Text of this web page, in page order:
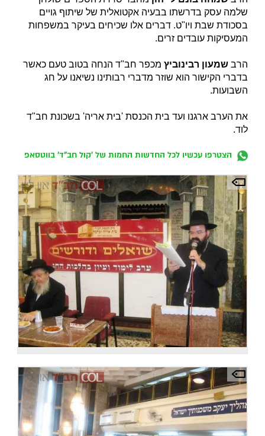
שלמה עסק בדרשתו בבעיה אקטואלית של שיתוף גויים
בסכודת שבת ויו"ט. דברים אלו שכיחים בעיקר במשפחות
המעסיקות עובדים זרים.
הרב שמעון רבינוביץמכפר חב"ד הנחה בטוב טעם כאשר
בדברי הקישור הוא שוזר מדברי רבותינו נשיאנו על חג
השבועות.
את הערב ארגנו ועד בית הכנסת 'בית אריה' בשכונת חב"ד
לוד.
הצטרפו עכשיו לכל החדשות החמות של 'קול חב"ד' בווטסאפ